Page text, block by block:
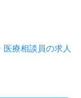
療相談員の求人